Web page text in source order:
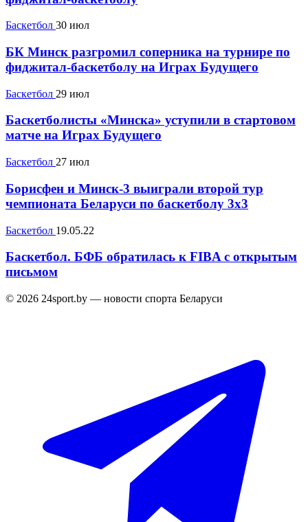
Баскетбол 30 июл
БК Минск разгромил соперника на турнире по
фиджитал-баскетболу на Играх Будущего
Баскетбол 29 июл
Баскетболисты «Минска» уступили в стартовом
матче на Играх Будущего
Баскетбол 27 июл
Борисфен и Минск-3 выиграли второй тур
чемпионата Беларуси по баскетболу 3х3
Баскетбол 19.05.22
Баскетбол. БФБ обратилась к FIBA с открытым
письмом
© 2026 24sport.by — новости спорта Беларуси